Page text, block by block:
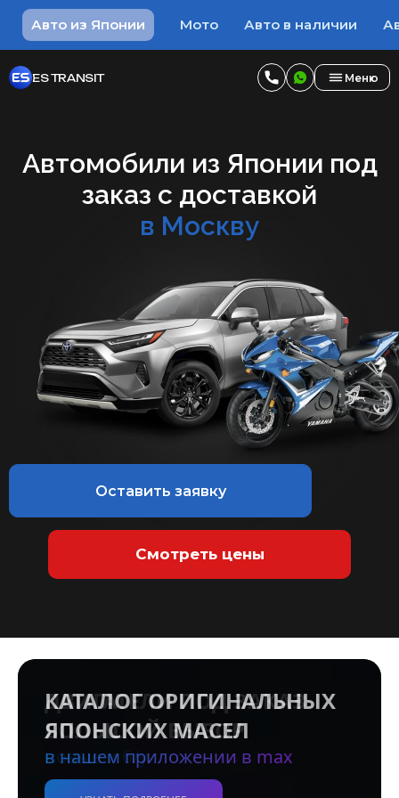
Авто из Японии Мото Авто в наличии
ES TRANSIT Меню
Автомобили из Японии под
заказ с доставкой
в Москву
Оставить заявку
Смотреть цены
КАТАЛОГ ОРИГИНАЛЬНЫХ
ЯПОНСКИХ МАСЕЛ
в нашем приложении в max